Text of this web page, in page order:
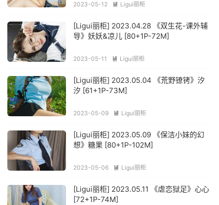
2023-05-12  Ligui丽柜
[Ligui丽柜] 2023.04.28 《双生花-课外辅
导》妖妖&凉儿 [80+1P-72M]
2023-05-11  Ligui丽柜
[Ligui丽柜] 2023.05.04 《荒野镣铐》汐
汐 [61+1P-73M]
2023-05-09  Ligui丽柜
[Ligui丽柜] 2023.05.09 《保洁小妹的幻
想》糖果 [80+1P-102M]
2023-05-06  Ligui丽柜
[Ligui丽柜] 2023.05.11 《虐恋狱足》心心
[72+1P-74M]